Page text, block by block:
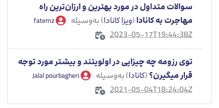
سوالات متداول در مورد بهترین و ارزان‌ترین راه
مهاجرت به کانادا (ویزا کانادا) به‌وسیله
2023-05-17T19:44:38Z
توی رزومه چه چیزایی در اولویتند و بیشتر مورد توجه
قرار میگیرن؟ (کانادا) به‌وسیله
2021-05-04T18:24:04Z